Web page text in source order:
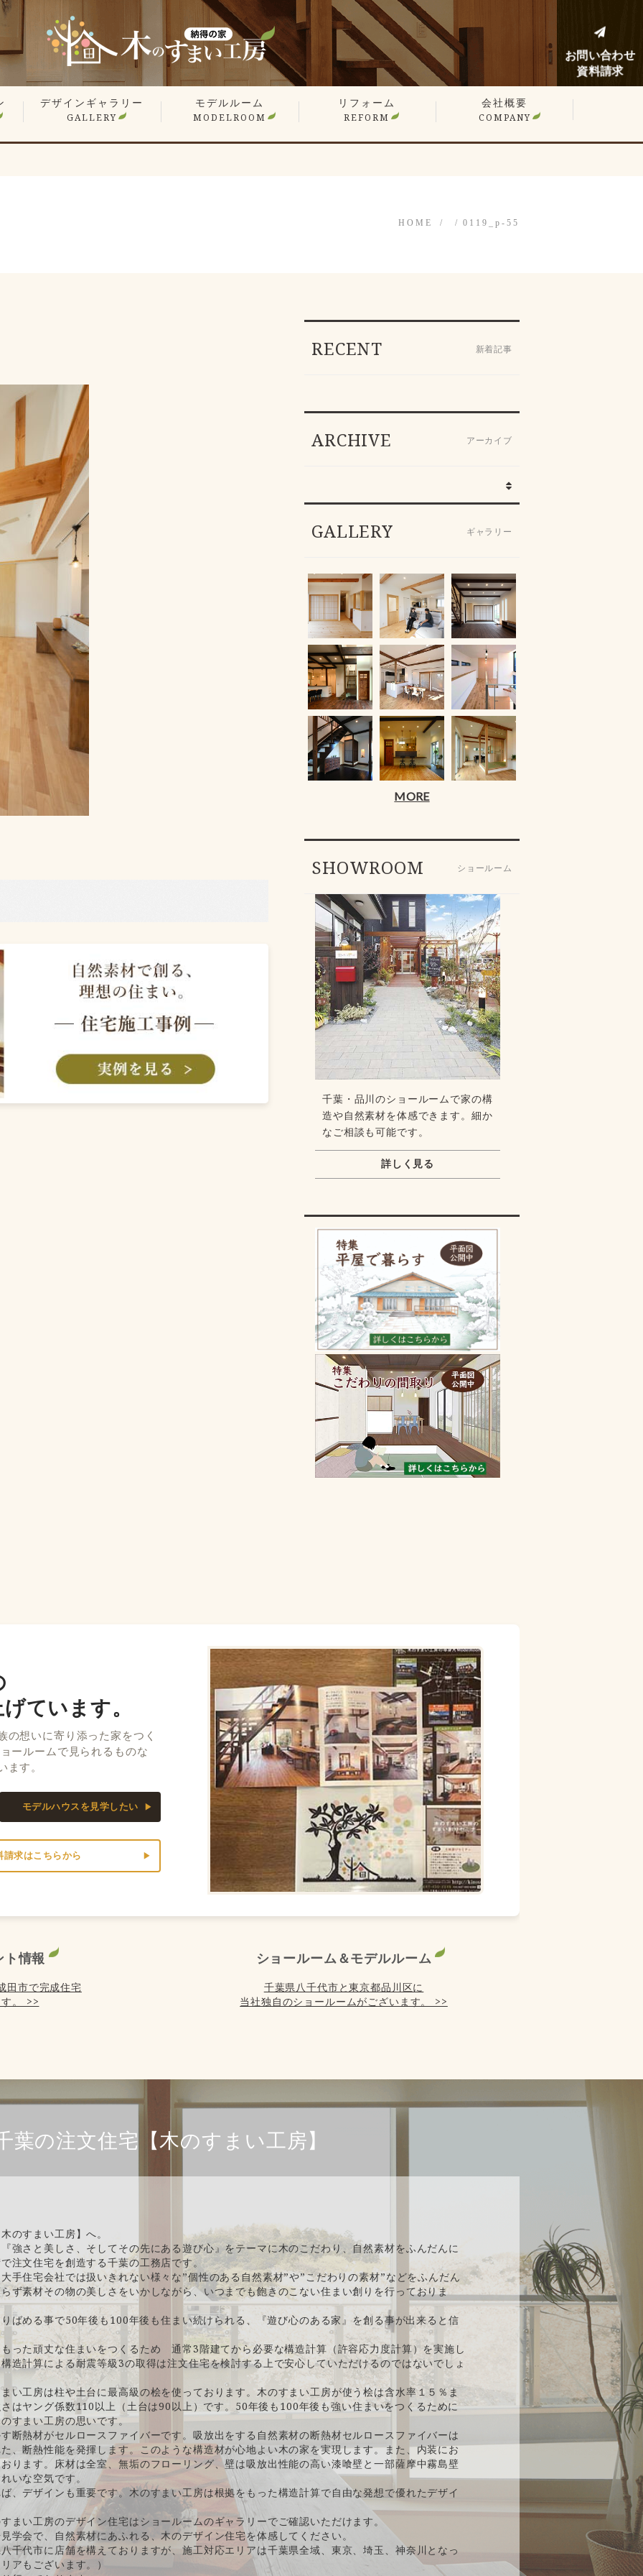
デザインギャラリー
GALLERY
住宅 施工事例
商業施設 施工事例
YouTube
オーナー様のお住まい拝見
平屋特集
こだわりの間取り
モデルルーム
MODELROOM
リフォーム
REFORM
戸建てリフォーム
マンションリフォーム
リフォーム施工事例
リフォームノウハウブログ
会社概要
COMPANY
HOME 0119_p-55
RECENT 新着記事
ARCHIVE アーカイブ
GALLERY ギャラリー
MORE
SHOWROOM ショールーム
千葉・品川のショールームで家の構
造や自然素材を体感できます。細か
なご相談も可能です。
詳しく見る
ています。
の想いに寄り添った家をつく
ールームで見られるものな
す。
モデルハウスを見学したい
求はこちらから
ト情報
田市で完成住宅
。 >>
ショールーム＆モデルルーム
千葉県八千代市と東京都品川区に
当社独自のショールームがございます。 >>
葉の注文住宅【木のすまい工房】
のすまい工房】へ。
強さと美しさ、そしてその先にある遊び心』をテーマに木のこだわり、自然素材をふんだんに
注文住宅を創造する千葉の工務店です。
手住宅会社では扱いきれない様々な”個性のある自然素材”や”こだわりの素材”などをふんだん
ず素材その物の美しさをいかしながら、いつまでも飽きのこない住まい創りを行っておりま
ばめる事で50年後も100年後も住まい続けられる、『遊び心のある家』を創る事が出来ると信
った頑丈な住まいをつくるため 通常3階建てから必要な構造計算（許容応力度計算）を実施し
造計算による耐震等級3の取得は注文住宅を検討する上で安心していただけるのではないでしょ
い工房は柱や土台に最高級の桧を使っております。木のすまい工房が使う桧は含水率１５％ま
はヤング係数110以上（土台は90以上）です。50年後も100年後も強い住まいをつくるために
すまい工房の思いです。
断熱材がセルロースファイバーです。吸放出をする自然素材の断熱材セルロースファイバーは
、断熱性能を発揮します。このような構造材が心地よい木の家を実現します。また、内装にお
ります。床材は全室、無垢のフローリング、壁は吸放出性能の高い漆喰壁と一部薩摩中霧島壁
いな空気です。
、デザインも重要です。木のすまい工房は根拠をもった構造計算で自由な発想で優れたデザイ
まい工房のデザイン住宅はショールームのギャラリーでご確認いただけます。
学会で、自然素材にあふれる、木のデザイン住宅を体感してください。
千代市に店舗を構えておりますが、施工対応エリアは千葉県全域、東京、埼玉、神奈川となっ
アもございます。）
お問い合わせ
資料請求